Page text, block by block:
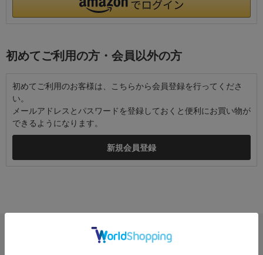
初めてご利用の方・会員以外の方
初めてご利用のお客様は、こちらから会員登録を行ってくださ
い。
メールアドレスとパスワードを登録しておくと便利にお買い物が
できるようになります。